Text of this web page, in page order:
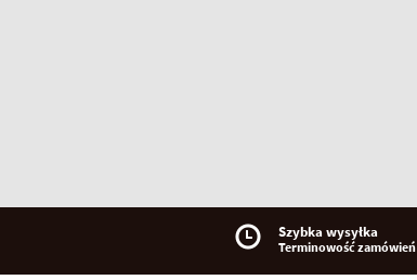
Szybka wysyłka
Terminowość zamówień